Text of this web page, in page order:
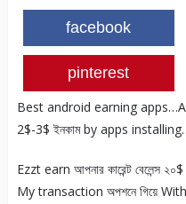
facebook
pinterest
Best android earning
2$-3$ ইনকাম by apps
Ezzt earn আপনার কারেন্ট বেলেন্স ২০$
My transaction অপশনে গিয়ে